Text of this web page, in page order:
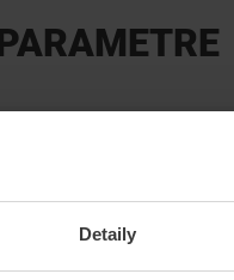
Detaily
produktov